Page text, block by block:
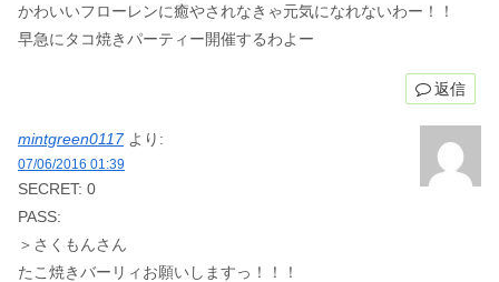
かわいいフローレンに癒やされなきゃ元気になれないわー！！
早急にタコ焼きパーティー開催するわよー
返信
mintgreen0117 より:
07/06/2016 01:39
SECRET: 0
PASS:
＞さくもんさん
たこ焼きバーリィお願いしますっ！！！